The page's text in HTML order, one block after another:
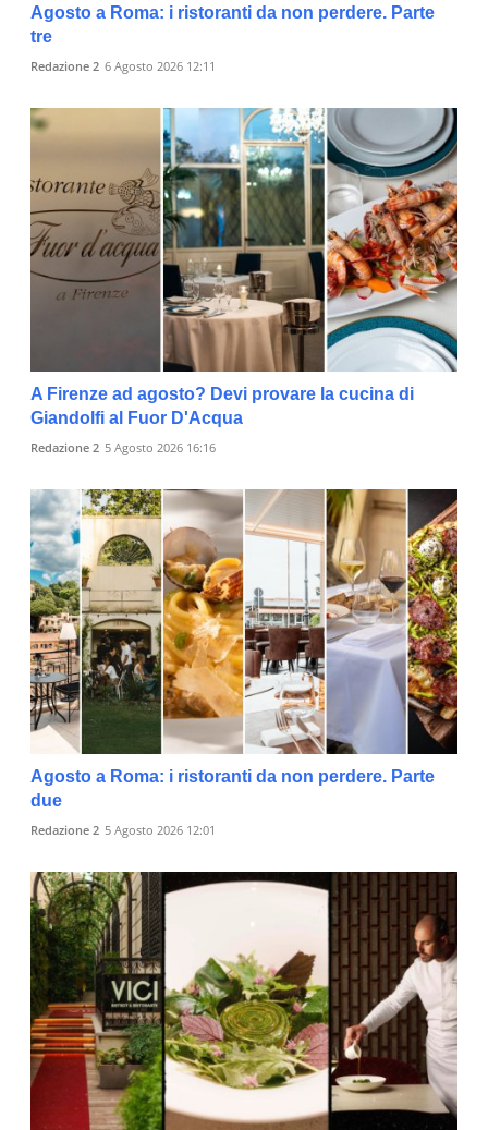
Agosto a Roma: i ristoranti da non perdere. Parte
tre
Redazione 2 6 Agosto 2026 12:11
A Firenze ad agosto? Devi provare la cucina di
Giandolfi al Fuor D'Acqua
Redazione 2 5 Agosto 2026 16:16
Agosto a Roma: i ristoranti da non perdere. Parte
due
Redazione 2 5 Agosto 2026 12:01